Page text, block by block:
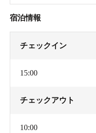
宿泊情報
チェックイン
15:00
チェックアウト
10:00